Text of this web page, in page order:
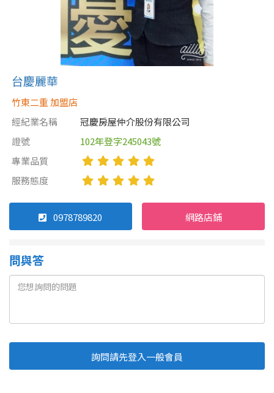
台慶麗華
竹東二重 加盟店
經紀業名稱
冠慶房屋仲介股份有限公司
證號
102年登字245043號
專業品質
服務態度
0978789820 網路店鋪
問與答
詢問請先登入一般會員